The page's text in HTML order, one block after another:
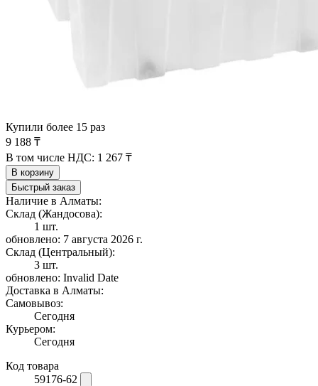
Купили более 15 раз
9 188 ₸
В том числе НДС: 1 267 ₸
В корзину
Быстрый заказ
Наличие в Алматы:
Склад (Жандосова):
1 шт.
обновлено: 7 августа 2026 г.
Склад (Центральный):
3 шт.
обновлено: Invalid Date
Доставка в Алматы:
Самовывоз:
Сегодня
Курьером:
Сегодня
Код товара
59176-62